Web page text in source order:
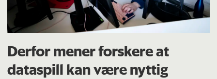
Derfor mener forskere at
dataspill kan være nyttig